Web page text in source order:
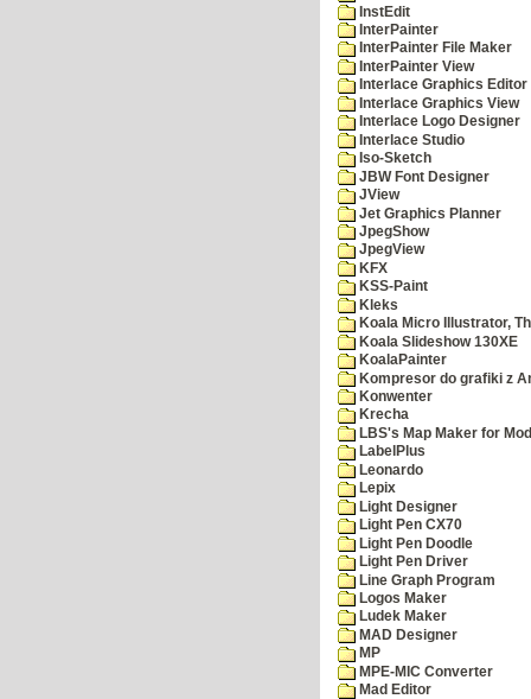
InstEdit
InterPainter
InterPainter File Maker
InterPainter View
Interlace Graphics Editor
Interlace Graphics View
Interlace Logo Designer
Interlace Studio
Iso-Sketch
JBW Font Designer
JView
Jet Graphics Planner
JpegShow
JpegView
KFX
KSS-Paint
Kleks
Koala Micro Illustrator,
Koala Slideshow 130XE
KoalaPainter
Kompresor do grafiki z
Konwenter
Krecha
LBS's Map Maker for
LabelPlus
Leonardo
Lepix
Light Designer
Light Pen CX70
Light Pen Doodle
Light Pen Driver
Line Graph Program
Logos Maker
Ludek Maker
MAD Designer
MP
MPE-MIC Converter
Mad Editor